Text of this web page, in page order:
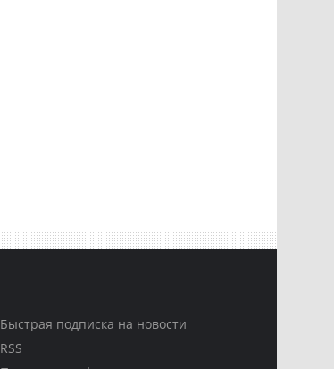
Быстрая подписка на новости
RSS